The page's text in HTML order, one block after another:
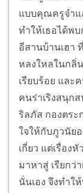
แบบคุณครูจำแ
ทำให้เธอได้พ
อีสานบ้านเฮา
หลงใหลในกลิ่
เรียบร้อย แล
คนร่าเริงสนุก
ริลภัส กองตระ
ใจให้กับภูวนัย
เกี่ยว แต่เรื่อง
มาหาสู่ เรียก
นั่นเอง จึงทำ